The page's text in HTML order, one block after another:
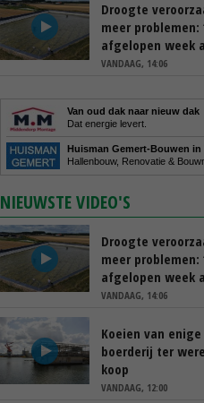
Droogte
meer problemen:
afgelopen week
VANDAAG, 14:06
Van oud dak naar nieuw dak
Dat energie levert.
Huisman Gemert-Bouwen in
Hallenbouw, Renovatie &
NIEUWSTE VIDEO'S
Droogte
meer problemen:
afgelopen week
VANDAAG, 14:06
Koeien van
boerderij ter
koop
VANDAAG, 12:00